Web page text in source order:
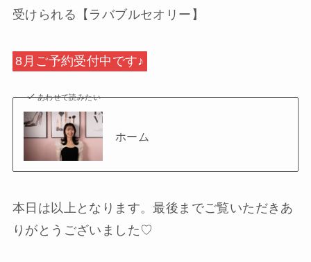
受けられる【ラバブルセオリー】
8月ご予約受付中です♪
あわせて読みたい
ホーム
本日は以上となります。最後までご覧いただきあ
りがとうございました♡